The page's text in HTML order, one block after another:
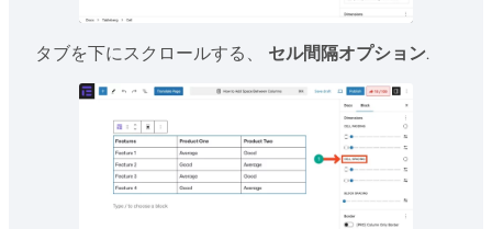
タブを下にスクロールする、 セル間隔オプション.